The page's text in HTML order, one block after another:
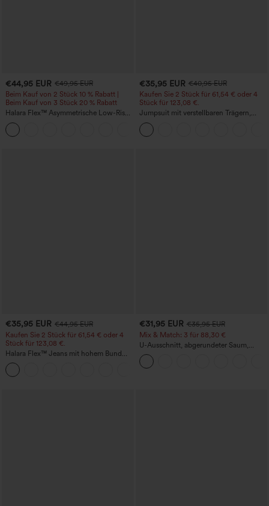
€44,95 EUR €49,95 EUR
Beim Kauf von 2 Stück 10 % Rabatt |
Beim Kauf von 3 Stück 20 % Rabatt
Halara Flex™ Asymmetrische Low-Rise-
Jeans mit Reißverschlusstaschen,
Baggy-Stil, weitem Bein, gewaschen,
lässig
€35,95 EUR €40,95 EUR
Kaufen Sie 2 Stück für 61,54 € oder 4
Stück für 123,08 €.
Jumpsuit mit verstellbaren Trägern,
gerafftem Detail, weitem Bein und
meliertem Stoff, lässig, mit Taschen -
Easy Peezy
€35,95 EUR €44,95 EUR
Kaufen Sie 2 Stück für 61,54 € oder 4
Stück für 123,08 €.
Halara Flex™ Jeans mit hohem Bund
und Taschen, gewaschener, lässiger
Bootcut
€31,95 EUR €35,95 EUR
Mix & Match: 3 für 88,30 €
U-Ausschnitt, abgerundeter Saum,
InstantCool Yoga-Trägertop – UPF50+